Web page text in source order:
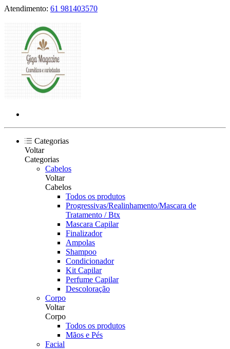
Atendimento: 61 981403570
Categorias
Voltar
Categorias
Cabelos
Voltar
Cabelos
Todos os produtos
Progressivas/Realinhamento/Mascara de
Tratamento / Btx
Mascara Capilar
Finalizador
Ampolas
Shampoo
Condicionador
Kit Capilar
Perfume Capilar
Descoloração
Corpo
Voltar
Corpo
Todos os produtos
Mãos e Pés
Facial